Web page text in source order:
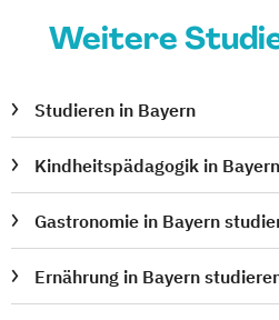
Weitere
Studieren in Bayern
Kindheitspädagogik in
Gastronomie in Bayern
Ernährung in Bayern